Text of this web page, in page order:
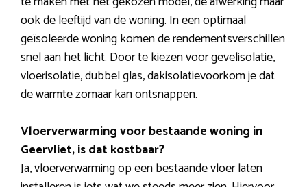
ook de leeftijd van de woning. In een optimaal
geïsoleerde woning komen de rendementsverschillen
snel aan het licht. Door te kiezen voor gevelisolatie,
vloerisolatie, dubbel glas, dakisolatievoorkom je dat
de warmte zomaar kan ontsnappen.
Vloerverwarming voor bestaande woning in
Geervliet, is dat kostbaar?
Ja, vloerverwarming op een bestaande vloer laten